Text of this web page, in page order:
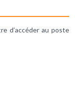
d’accéder au poste